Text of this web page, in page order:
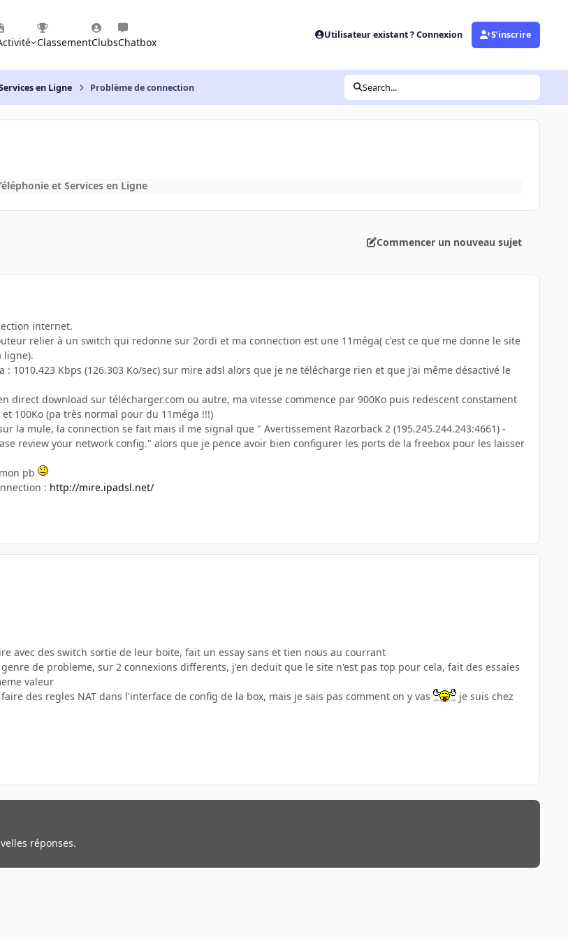
ClassementClubsChatbox
Utilisateur existant ? Connexion S’inscrire
en Ligne Problème de connection Search...
et Services en Ligne
Commencer un nouveau sujet
internet.
relier à un switch qui redonne sur 2ordi et ma connection est une 11méga( c'est ce que me donne le site
ligne).
1010.423 Kbps (126.303 Ko/sec) sur mire adsl alors que je ne télécharge rien et que j'ai même désactivé le
direct download sur télécharger.com ou autre, ma vitesse commence par 900Ko puis redescent constament
100Ko (pa très normal pour du 11méga !!!)
la mule, la connection se fait mais il me signal que " Avertissement Razorback 2 (195.245.244.243:4661) -
review your network config." alors que je pence avoir bien configurer les ports de la freebox pour les laisser
pb
: http://mire.ipadsl.net/
avec des switch sortie de leur boite, fait un essay sans et tien nous au courrant
de probleme, sur 2 connexions differents, j'en deduit que le site n'est pas top pour cela, fait des essaies
valeur
des regles NAT dans l'interface de config de la box, mais je sais pas comment on y vas
je suis chez
réponses.